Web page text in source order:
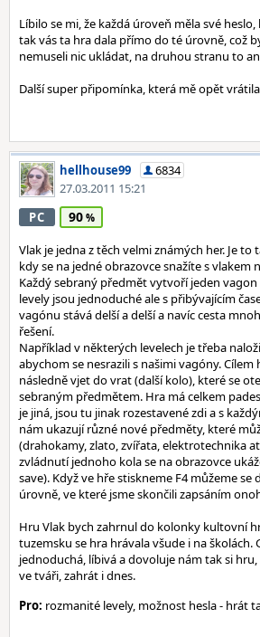
Líbilo se mi, že každá úroveň měla své
tak vás ta hra dala přímo do té úrovně, což
nemuseli nic ukládat, na druhou stranu to
Další super připomínka, která mě opět
hellhouse99
6834
27.03.2011 15:21
PC 90
Vlak je jedna z těch velmi známých her. Je to
kdy se na jedné obrazovce snažíte s vlakem
Každý sebraný předmět vytvoří jeden
levely jsou jednoduché ale s přibývajícím
vagónu stává delší a delší a navíc cesta
řešení.
Například v některých levelech je třeba
abychom se nesrazili s našimi vagóny. Cílem
následně vjet do vrat (další kolo), které se
sebraným předmětem. Hra má celkem
je jiná, jsou tu jinak rozestavené zdi a s
nám ukazují různé nové předměty, které
(drahokamy, zlato, zvířata, elektrotechnika
zvládnutí jednoho kola se na obrazovce
save). Když ve hře stiskneme F4 můžeme
úrovně, ve které jsme skončili zapsáním
Hru Vlak bych zahrnul do kolonky kultovní
tuzemsku se hra hrávala všude i na školách.
jednoduchá, líbivá a dovoluje nám tak si
ve tváři, zahrát i dnes.
Pro: rozmanité levely, možnost hesla - hrát